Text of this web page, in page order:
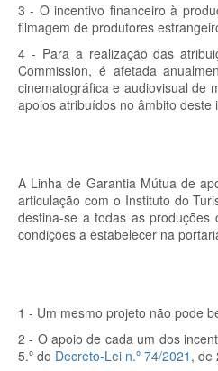
3 - O incentivo financeiro à
filmagem de produtores
4 - Para a realização das
Commission, é afetada
cinematográfica e audiovisual de
apoios atribuídos no âmbito deste
A Linha de Garantia Mútua de
articulação com o Instituto do
destina-se a todas as produções
condições a estabelecer na
1 - Um mesmo projeto não pode
2 - O apoio de cada um dos
5.º do Decreto-Lei n.º 74/2021 , de